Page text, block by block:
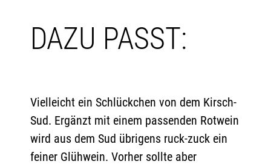
DAZU PASST:
Vielleicht ein Schlückchen von dem Kirsch-
Sud. Ergänzt mit einem passenden Rotwein
wird aus dem Sud übrigens ruck-zuck ein
feiner Glühwein. Vorher sollte aber